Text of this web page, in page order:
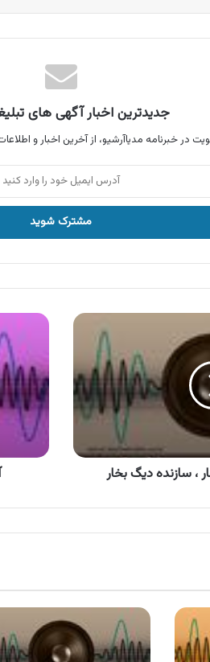
جدیدترین اخبار آگهی های
در خبرنامه مدیاآرشیو، از آخرین اخبار و
، سازنده دیگ بخار
آگهی
محصولات
غذایی
مجید